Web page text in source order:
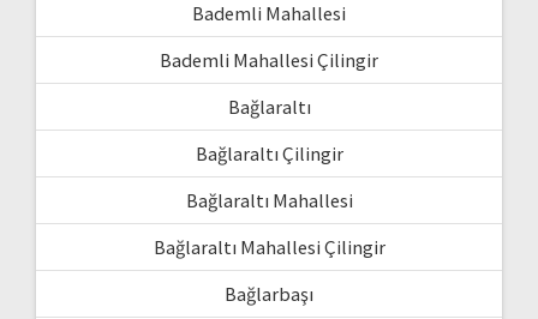
Bademli Mahallesi
Bademli Mahallesi Çilingir
Bağlaraltı
Bağlaraltı Çilingir
Bağlaraltı Mahallesi
Bağlaraltı Mahallesi Çilingir
Bağlarbaşı